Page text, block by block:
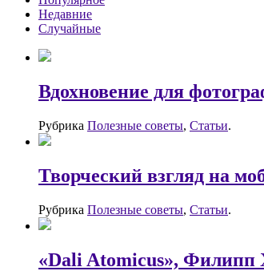
Недавние
Случайные
Вдохновение для
Рубрика Полезные советы, Статьи.
Творческий взгляд на
Рубрика Полезные советы, Статьи.
«Dali Atomicus», Филипп